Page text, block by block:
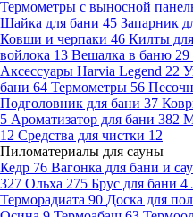
Термометры с выносной
Шайка для бани 45 Запарник
Ковши и черпаки 46 Килты
войлока 13 Вешалка в баню 29
Аксессуары Harvia Legend 22
бани 64 Термометры 56
Подголовник для бани 37
5 Ароматизатор для бани 382
12 Средства для чистки 12
Пиломатериалы для сауны
Кедр 76 Вагонка для бани и
327 Ольха 275 Брус для бани 4
Терморадиата 90 Доска для